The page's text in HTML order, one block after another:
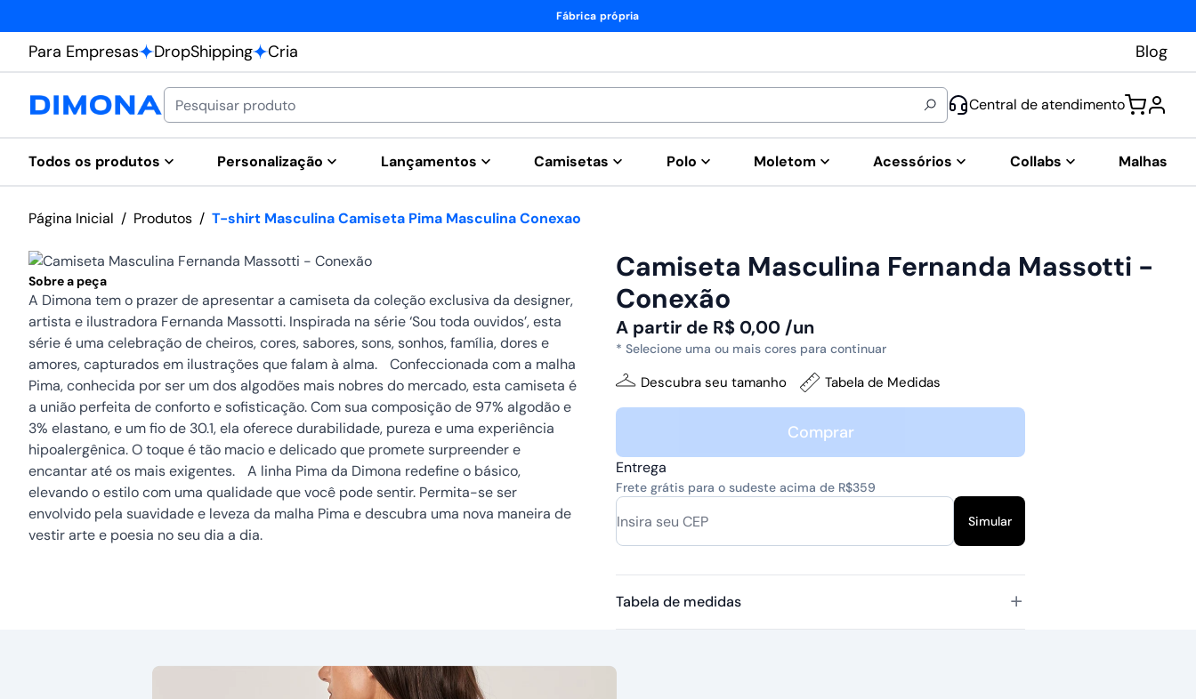
Fábrica própria
Para Empresas DropShipping Cria Blog
Central de atendimento
Todos os produtos Personalização Lançamentos Camisetas Polo Moletom Acessórios Collabs Malhas
Página Inicial / Produtos / T-shirt Masculina Camiseta Pima Masculina Conexao
Sobre a peça
A Dimona tem o prazer de apresentar a camiseta da coleção exclusiva da designer,
artista e ilustradora Fernanda Massotti. Inspirada na série ‘Sou toda ouvidos’, esta
série é uma celebração de cheiros, cores, sabores, sons, sonhos, família, dores e
amores, capturados em ilustrações que falam à alma. Confeccionada com a malha
Pima, conhecida por ser um dos algodões mais nobres do mercado, esta camiseta é
a união perfeita de conforto e sofisticação. Com sua composição de 97% algodão e
3% elastano, e um fio de 30.1, ela oferece durabilidade, pureza e uma experiência
hipoalergênica. O toque é tão macio e delicado que promete surpreender e
encantar até os mais exigentes. A linha Pima da Dimona redefine o básico,
elevando o estilo com uma qualidade que você pode sentir. Permita-se ser
envolvido pela suavidade e leveza da malha Pima e descubra uma nova maneira de
vestir arte e poesia no seu dia a dia.
Camiseta Masculina Fernanda Massotti -
Conexão
A partir de R$ 0,00 /un
* Selecione uma ou mais cores para continuar
Descubra seu tamanho Tabela de Medidas
Comprar
Entrega
Frete grátis para o sudeste acima de R$359
Simular
Tabela de medidas